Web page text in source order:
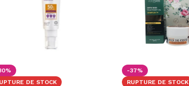
DE STOCK
-37%
RUPTURE DE STOCK